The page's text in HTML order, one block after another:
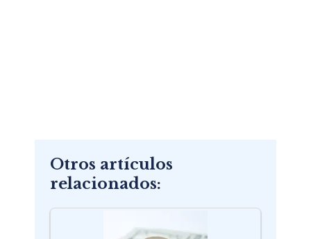
Otros artículos
relacionados: